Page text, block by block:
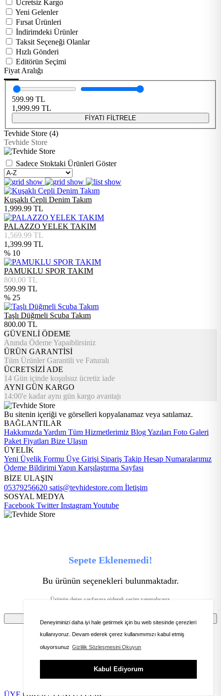
Deneyiminizi daha iyi hale getirmek için bu web sitesinde çerezleri
kullanıyoruz. Devam ederek çerez kullanımımızı kabul etmiş
oluyorsunuz Gizlilik Sözleşmesini Okuyun
Kabul Ediyorum
Ücretsiz Kargo
Yeni Gelenler
Fırsat Ürünleri
İndirimdeki Ürünler
Taksit Seçeneği Olanlar
Hızlı Gönderi
Editörün Seçimi
Fiyat Aralığı
599.99 TL
1,999.99 TL
FİYATI FİLTRELE
Tevhide Store (4)
Tevhide Store
Sadece Stoktaki Ürünleri Göster
Kuşaklı Cepli Denim Takım
1,999.99 TL
PALAZZO YELEK TAKIM
1,569.99 TL
1,399.99 TL
% 10
PAMUKLU SPOR TAKIM
800.00 TL
599.99 TL
% 25
Taşlı Düğmeli Scuba Takım
800.00 TL
GÜVENLİ ÖDEME
Anında Ödeme Yapaiblirsiniz
ÜRÜN GARANTİSİ
Tüm Ürünler Garantili ve Faturalı
ÜCRETSİZİ ADE
14 Gün içinde koşulsuz ücretiz iade
AYNI GÜN KARGO
14:00'e kadar aynı gün kargo avantajı
Bu sitenin içeriği ve görselleri kopyalanamaz veya satılamaz.
BAĞLANTILAR
Hakkımızda Yardım Tüm Hizmetlerimiz Blog Yazıları Foto Galeri
Paket Fiyatları Bize Ulaşın
ÜYELİK
Yeni Üyelik Formu Üye Girişi Sipariş Takip Hesap Numaralarımız
Ödeme Bildirimi Yapın Karşılaştırma Sayfası
BİZE ULAŞIN
05379256620 satis@tevhidestore.com İletişim
SOSYAL MEDYA
Facebook TwitterInstagramYoutube
Sepete Eklenemedi!
Bu ürünün seçenekleri bulunmaktadır.
Ürünün detay sayfasına giderek seçim yapmalısınız.
Ürünü favorilere ekleyebilmeniz için üye girişi
yapmanız gerekmektedir.
ÜYE GİRİŞİ / YENİ ÜYELİK